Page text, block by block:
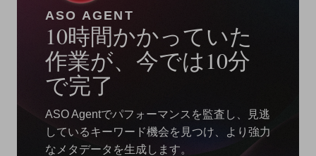
ASO AGENT
10時間かかっていた
作業が、今では10分
で完了
ASO Agentでパフォーマンスを監査し、見逃
しているキーワード機会を見つけ、より強力
なメタデータを生成します。